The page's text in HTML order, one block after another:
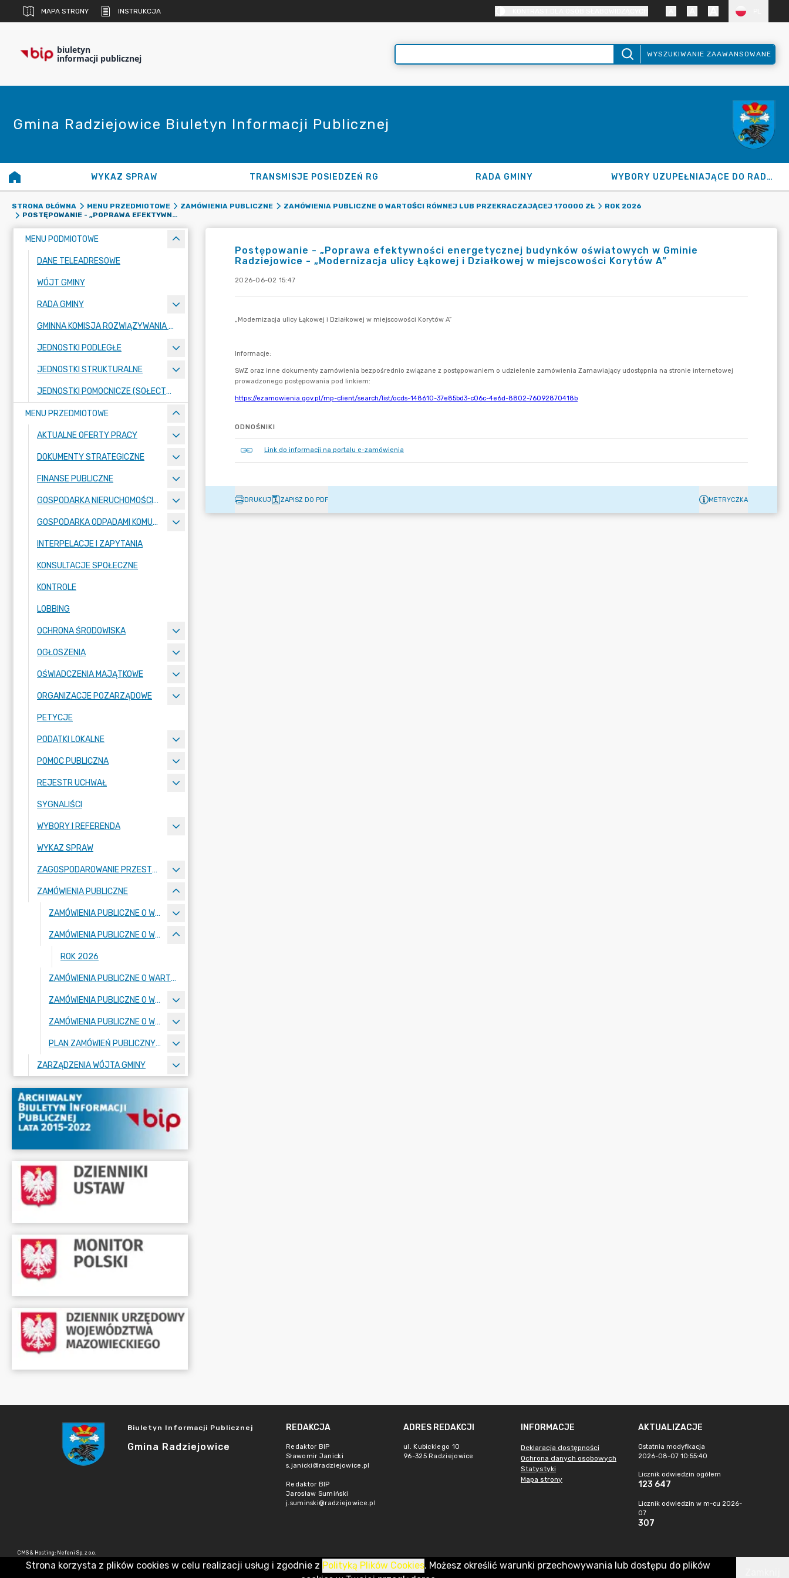
MAPA STRONY INSTRUKCJA
biuletyn
informacji publicznej WYSZUKIWANIE ZAAWANSOWANE
Gmina Radziejowice Biuletyn Informacji Publicznej
WYKAZ SPRAW TRANSMISJE POSIEDZEŃ RG RADA GMINY WYBORY UZUPEŁNIAJĄCE DO RADY GMINY 2026
STRONA GŁÓWNA MENU PRZEDMIOTOWE ZAMÓWIENIA PUBLICZNE ZAMÓWIENIA PUBLICZNE O WARTOŚCI RÓWNEJ LUB PRZEKRACZAJĄCEJ 170000 ZŁ
ROK 2026
POSTĘPOWANIE - „POPRAWA EFEKTYWNOŚCI ENERGETYCZNEJ BUDYNKÓW OŚWIATOWYCH W GMINIE RADZIEJOWICE - „MODERNIZACJA ULICY ŁĄKOWEJ I DZIAŁKOWEJ W MIEJSCOWOŚCI KORYTÓW A”
MENU PODMIOTOWE
DANE TELEADRESOWE
WÓJT GMINY
RADA GMINY
GMINNA KOMISJA ROZWIĄZYWANIA PROBLEMÓW ALKOHOLOWYCH
JEDNOSTKI PODLEGŁE
JEDNOSTKI STRUKTURALNE
JEDNOSTKI POMOCNICZE (SOŁECTWA)
MENU PRZEDMIOTOWE
AKTUALNE OFERTY PRACY
DOKUMENTY STRATEGICZNE
FINANSE PUBLICZNE
GOSPODARKA NIERUCHOMOŚCIAMI
GOSPODARKA ODPADAMI KOMUNALNYMI
INTERPELACJE I ZAPYTANIA
KONSULTACJE SPOŁECZNE
KONTROLE
LOBBING
OCHRONA ŚRODOWISKA
OGŁOSZENIA
OŚWIADCZENIA MAJĄTKOWE
ORGANIZACJE POZARZĄDOWE
PETYCJE
PODATKI LOKALNE
POMOC PUBLICZNA
REJESTR UCHWAŁ
SYGNALIŚCI
WYBORY I REFERENDA
WYKAZ SPRAW
ZAGOSPODAROWANIE PRZESTRZENNE
ZAMÓWIENIA PUBLICZNE
ZAMÓWIENIA PUBLICZNE O WARTOŚCI PONIŻEJ 170000 ZŁ
ZAMÓWIENIA PUBLICZNE O WARTOŚCI RÓWNEJ LUB PRZEKRACZAJĄCEJ 170000 ZŁ
ROK 2026
ZAMÓWIENIA PUBLICZNE O WARTOŚCI RÓWNEJ LUB PRZEKRACZAJĄCEJ 130000 ZŁ NIE OBJĘTE USTAWĄ PZP
ZAMÓWIENIA PUBLICZNE O WARTOŚCI RÓWNEJ LUB PRZEKRACZAJĄCEJ 130000 ZŁ
ZAMÓWIENIA PUBLICZNE O WARTOŚCI PONIŻEJ 130000 ZŁ
PLAN ZAMÓWIEŃ PUBLICZNYCH
ZARZĄDZENIA WÓJTA GMINY
Postępowanie - „Poprawa efektywności energetycznej budynków oświatowych w Gminie
Radziejowice - „Modernizacja ulicy Łąkowej i Działkowej w miejscowości Korytów A”
2026-06-02 15:47
ODNOŚNIKI
Link do informacji na portalu e-zamówienia
DRUKUJ ZAPISZ DO PDF METRYCZKA
Biuletyn Informacji Publicznej
Gmina Radziejowice
REDAKCJA
Redaktor BIP
Sławomir Janicki
s.janicki@radziejowice.pl
Redaktor BIP
Jarosław Sumiński
j.suminski@radziejowice.pl
ADRES REDAKCJI
ul. Kubickiego 10
96-325 Radziejowice
INFORMACJE
Deklaracja dostępności
Ochrona danych osobowych
Statystyki
Mapa strony
AKTUALIZACJE
Ostatnia modyfikacja
2026-08-07 10:55:40
Licznik odwiedzin ogółem
123 647
Licznik odwiedzin w m-cu 2026-
07
307
CMS & Hosting: Nefeni Sp. z o.o.
Strona korzysta z plików cookies w celu realizacji usług i zgodnie z Polityką Plików Cookies. Możesz określić warunki przechowywania lub dostępu do plików